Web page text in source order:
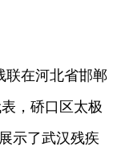
联在河北省邯郸
，硚口区太极
示了武汉残疾